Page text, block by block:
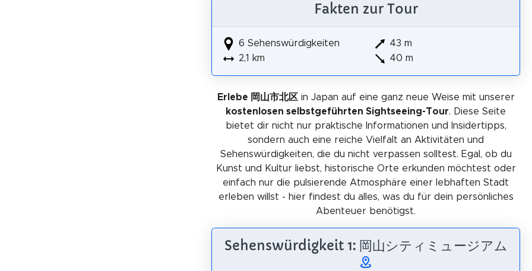
Fakten zur Tour
6 Sehenswürdigkeiten
2,1 km
43 m
40 m
Erlebe 岡山市北区 in Japan auf eine ganz neue Weise mit unserer
kostenlosen selbstgeführten Sightseeing-Tour. Diese Seite
bietet dir nicht nur praktische Informationen und Insidertipps,
sondern auch eine reiche Vielfalt an Aktivitäten und
Sehenswürdigkeiten, die du nicht verpassen solltest. Egal, ob du
Kunst und Kultur liebst, historische Orte erkunden möchtest oder
einfach nur die pulsierende Atmosphäre einer lebhaften Stadt
erleben willst - hier findest du alles, was du für dein persönliches
Abenteuer benötigst.
Sehenswürdigkeit 1: 岡山シティミュージアム